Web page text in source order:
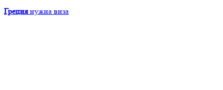
Греция нужна виза